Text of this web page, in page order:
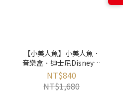
【小美人魚】小美人魚．
音樂盒．迪士尼Disney｜
1060213 Wooderful life
NT$840
NT$1,680